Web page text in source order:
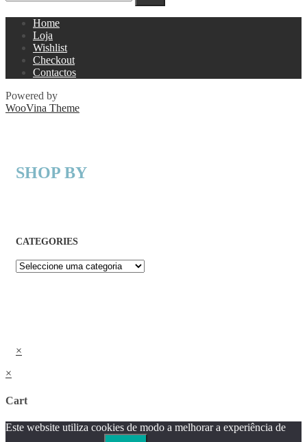
Home
Loja
Wishlist
Checkout
Contactos
Powered by
WooVina Theme
SHOP BY
CATEGORIES
×
×
Cart
Este website utiliza cookies de modo a melhorar a experiência de